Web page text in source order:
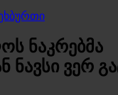
ნაკრებმა
ნავსი ვერ